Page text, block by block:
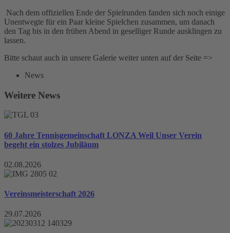
Nach dem offiziellen Ende der Spielrunden fanden sich noch einige
Unentwegte für ein Paar kleine Spielchen zusammen, um danach
den Tag bis in den frühen Abend in geselliger Runde ausklingen zu
lassen.
Bitte schaut auch in unsere Galerie weiter unten auf der Seite =>
News
Weitere News
60 Jahre Tennisgemeinschaft LONZA Weil Unser Verein
begeht ein stolzes Jubiläum
02.08.2026
Vereinsmeisterschaft 2026
29.07.2026